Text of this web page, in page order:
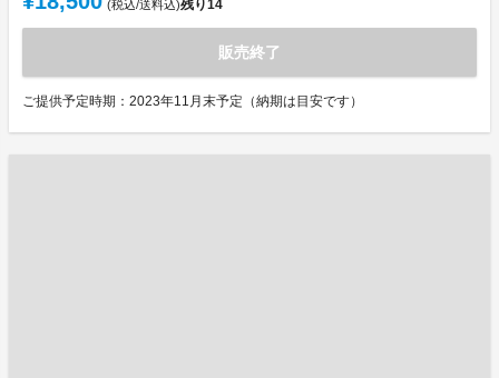
(税込/送料込)残り14
販売終了
ご提供予定時期：2023年11月末予定（納期は目安です）